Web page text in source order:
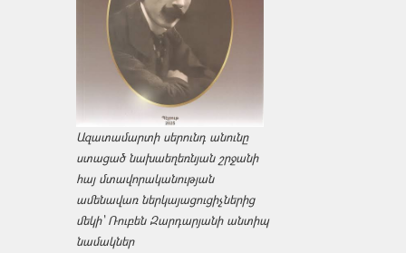
Ազատամարտի սերունդ անունը
ստացած նախաեղեռնյան շրջանի
հայ մտավորականության
ամենավառ ներկայացուցիչներից
մեկի՝ Ռուբեն Զարդարյանի անտիպ
նամակներ